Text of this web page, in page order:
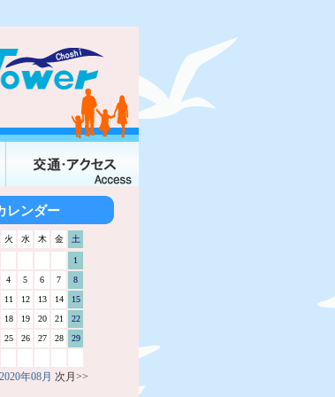
レンダー
火 水 木 金 土
1
4 5 6 7
8
11 12 13 14
15
18 19 20 21
22
25 26 27 28
29
2020年08月 次月>>